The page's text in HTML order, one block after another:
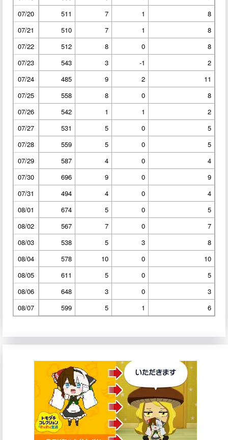
07/20
511 7 1
8
07/21
510 7 1
8
07/22
512 8 0
8
07/23
543 3 -1
2
07/24
485 9 2
11
07/25
558 8 0
8
07/26
542 1 1
2
07/27
531 5 0
5
07/28
559 5 0
5
07/29
587 4 0
4
07/30
696 9 0
9
07/31
494 4 0
4
08/01
674 5 0
5
08/02
567 7 0
7
08/03
538 5 3
8
08/04
578 10 0
10
08/05
611 5 0
5
08/06
648 3 0
3
08/07
599 5 1 6